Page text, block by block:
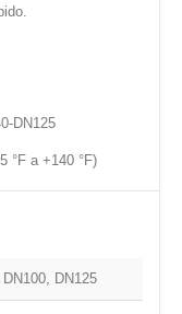
DN125
°F a +140 °F)
DN125